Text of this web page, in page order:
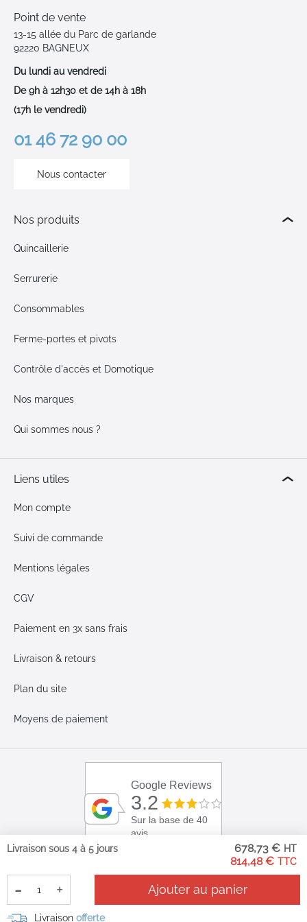
814,48 €
678,73 €
Livraison sous 4 à 5 jours
- + Ajouter au panier
Livraison offerte
Point de vente
13-15 allée du Parc de garlande
92220 BAGNEUX
Du lundi au vendredi
De 9h à 12h30 et de 14h à 18h
(17h le vendredi)
01 46 72 90 00
Nous contacter
Nos produits
Quincaillerie
Serrurerie
Consommables
Ferme-portes et pivots
Contrôle d'accès et Domotique
Nos marques
Qui sommes nous ?
Liens utiles
Mon compte
Suivi de commande
Mentions légales
CGV
Paiement en 3x sans frais
Livraison & retours
Plan du site
Moyens de paiement
Google Reviews
3.2
Sur la base de 40
avis